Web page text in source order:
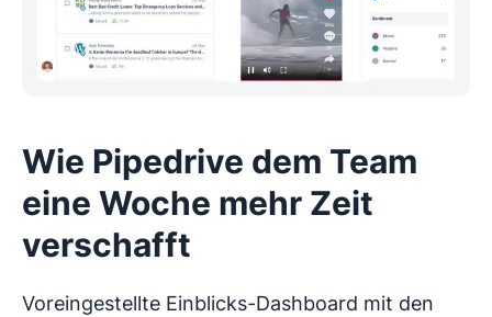
Wie Pipedrive dem Team
eine Woche mehr Zeit
verschafft
Voreingestellte Einblicks-Dashboard mit den